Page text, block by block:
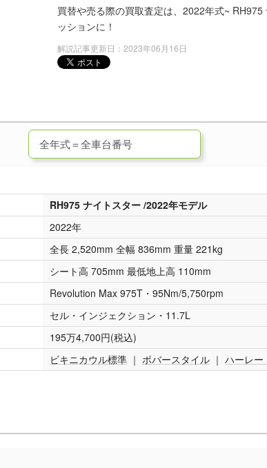
買替や売る際の買取査定は、2022年式~
ッションに！
解説記事更新日：2023年06月16日
RH975 ナイトスター /2022年モデル
2022年
全長 2,520mm 全幅 836mm 重量 221kg
シート高 705mm 最低地上高 110mm
Revolution Max 975T・95Nm/5,750rpm
セル・インジェクション・11.7L
195万4,700円(税込)
ビキニカウル標準 ｜ ボバースタイル ｜ ハーレー